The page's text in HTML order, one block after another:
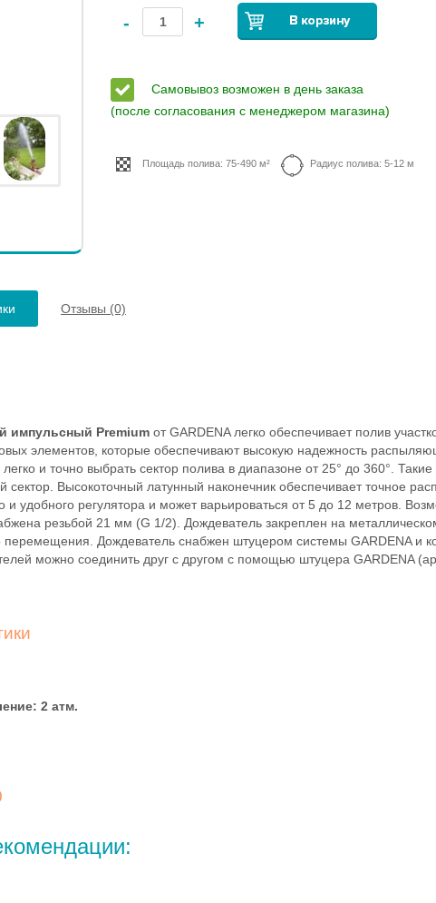
- +
Самовывоз возможен в день заказа
(после согласования с менеджером магазина)
Площадь полива: 75-490 м² Радиус полива: 5-12 м
Отзывы (0)
импульсный Premium от GARDENA легко обеспечивает полив
элементов, которые обеспечивают высокую надежность
и точно выбрать сектор полива в диапазоне от 25° до 360°.
Высокоточный латунный наконечник обеспечивает точное
удобного регулятора и может варьироваться от 5 до 12 метров.
резьбой 21 мм (G 1/2). Дождеватель закреплен на
перемещения. Дождеватель снабжен штуцером системы GARDENA и
можно соединить друг с другом с помощью штуцера GARDENA
2 атм.